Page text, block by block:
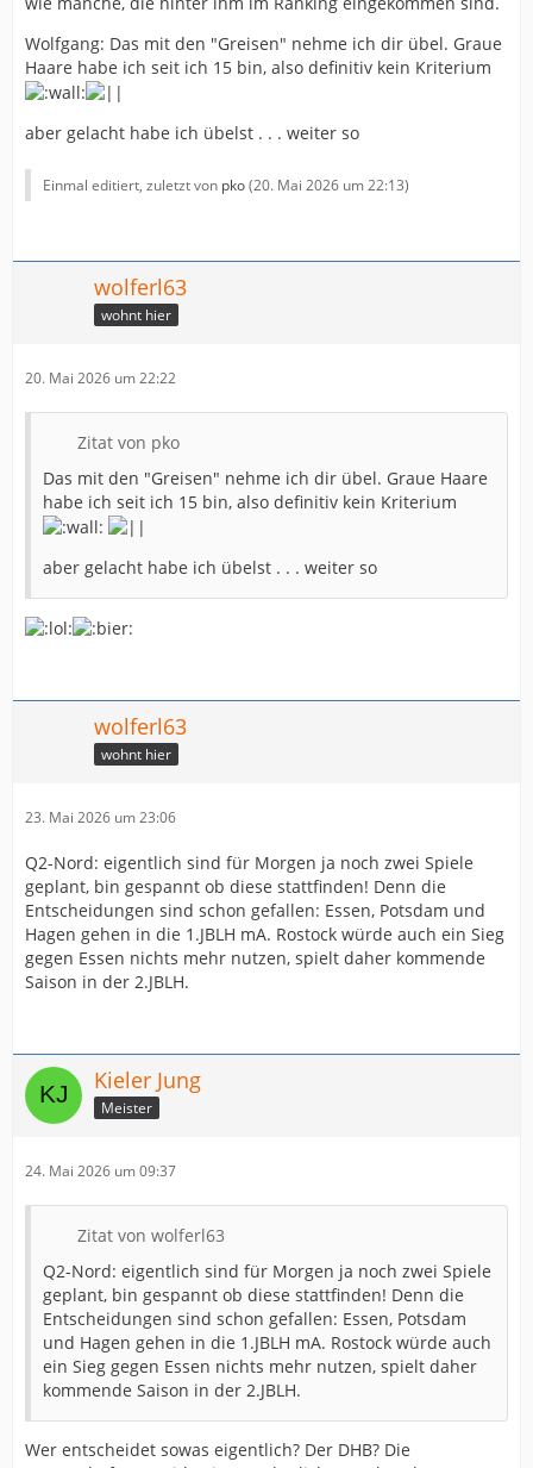
Wolfgang: Das mit den "Greisen" nehme ich dir übel. Graue
Haare habe ich seit ich 15 bin, also definitiv kein Kriterium
aber gelacht habe ich übelst . . . weiter so
Einmal editiert, zuletzt von pko(20. Mai 2026 um 22:13)
wolferl63
wohnt hier
20. Mai 2026 um 22:22
Zitat von pko
Das mit den "Greisen" nehme ich dir übel. Graue Haare
habe ich seit ich 15 bin, also definitiv kein Kriterium
aber gelacht habe ich übelst . . . weiter so
wolferl63
wohnt hier
23. Mai 2026 um 23:06
Q2-Nord: eigentlich sind für Morgen ja noch zwei Spiele
geplant, bin gespannt ob diese stattfinden! Denn die
Entscheidungen sind schon gefallen: Essen, Potsdam und
Hagen gehen in die 1.JBLH mA. Rostock würde auch ein Sieg
gegen Essen nichts mehr nutzen, spielt daher kommende
Saison in der 2.JBLH.
Kieler Jung
Meister
24. Mai 2026 um 09:37
Zitat von wolferl63
Q2-Nord: eigentlich sind für Morgen ja noch zwei Spiele
geplant, bin gespannt ob diese stattfinden! Denn die
Entscheidungen sind schon gefallen: Essen, Potsdam
und Hagen gehen in die 1.JBLH mA. Rostock würde auch
ein Sieg gegen Essen nichts mehr nutzen, spielt daher
kommende Saison in der 2.JBLH.
Wer entscheidet sowas eigentlich? Der DHB? Die